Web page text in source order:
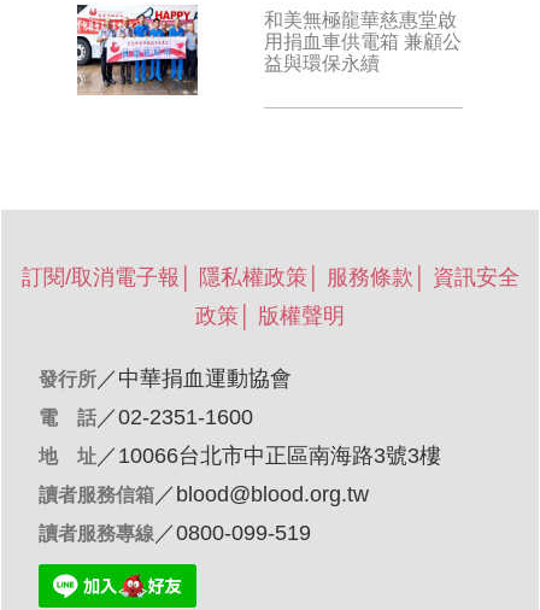
和美無極龍華慈惠堂啟
用捐血車供電箱 兼顧公
益與環保永續
訂閱/取消電子報 隱私權政策 服務條款
資訊安全
政策
版權聲明
發行所／ 中華捐血運動協會
電 話／02-2351-1600
地 址／10066台北市中正區南海路3號3樓
讀者服務信箱／ blood@blood.org.tw
讀者服務專線 ／0800-099-519